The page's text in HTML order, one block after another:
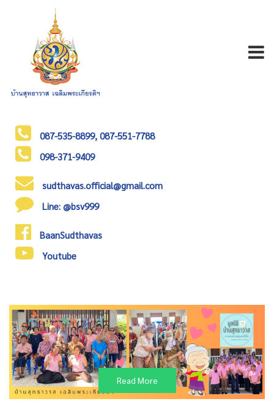
087-535-8899, 087-551-7788
098-371-9409
sudthavas.official@gmail.com
Line: @bsv999
BaanSudthavas
Youtube
Read More